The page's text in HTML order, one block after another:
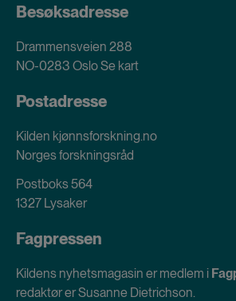
Besøksadresse
Drammensveien 288
NO-0283 OsloSe kart
Postadresse
Kilden kjønnsforskning.no
Norges forskningsråd
Postboks 564
1327 Lysaker
Fagpressen
Kildens nyhetsmagasin er medlem i
redaktør er Susanne Dietrichson.